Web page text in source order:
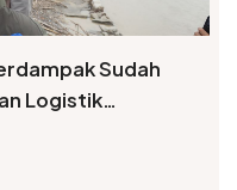
Sudah
Logistik